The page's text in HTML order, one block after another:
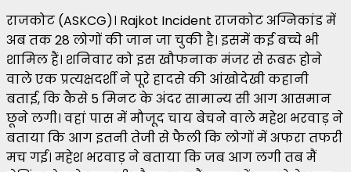
राजकोट (ASKCG)। Rajkot Incident राजकोट अग्निकांड में
अब तक 28 लोगों की जान जा चुकी है। इसमें कई बच्चे भी
शामिल हैं। शनिवार को इस खौफनाक मंजर से रूबरू होने
वाले एक प्रत्यक्षदर्शी ने पूरे हादसे की आंखोदेखी कहानी
बताई, कि कैसे 5 मिनट के अंदर सामान्य सी आग आसमान
छूने लगी। वहां पास में मौजूद चाय बेचने वाले महेश भरवाड़ ने
बताया कि आग इतनी तेजी से फैली कि लोगों में अफरा तफरी
मच गई। महेश भरवाड़ ने बताया कि जब आग लगी तब मैं